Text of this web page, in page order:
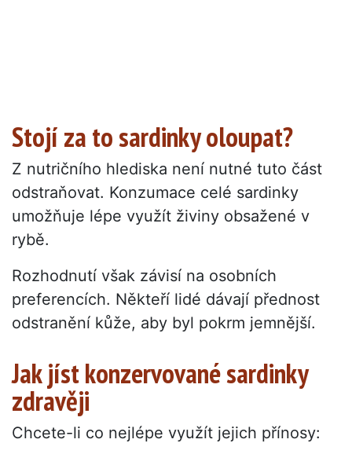
Stojí za to sardinky oloupat?
Z nutričního hlediska není nutné tuto část
odstraňovat. Konzumace celé sardinky
umožňuje lépe využít živiny obsažené v
rybě.
Rozhodnutí však závisí na osobních
preferencích. Někteří lidé dávají přednost
odstranění kůže, aby byl pokrm jemnější.
Jak jíst konzervované sardinky
zdravěji
Chcete-li co nejlépe využít jejich přínosy: